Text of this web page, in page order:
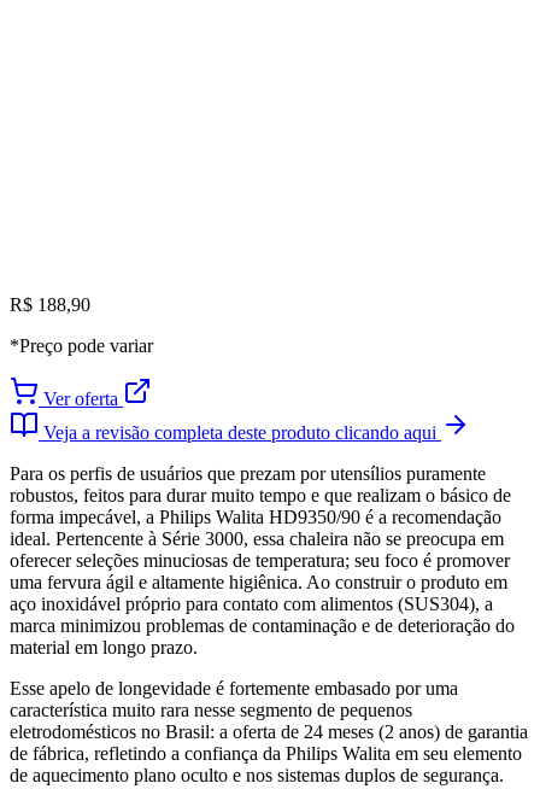
R$ 188,90
*Preço pode variar
Ver oferta
Veja a revisão completa deste produto clicando aqui
Para os perfis de usuários que prezam por utensílios puramente
robustos, feitos para durar muito tempo e que realizam o básico de
forma impecável, a Philips Walita HD9350/90 é a recomendação
ideal. Pertencente à Série 3000, essa chaleira não se preocupa em
oferecer seleções minuciosas de temperatura; seu foco é promover
uma fervura ágil e altamente higiênica. Ao construir o produto em
aço inoxidável próprio para contato com alimentos (SUS304), a
marca minimizou problemas de contaminação e de deterioração do
material em longo prazo.
Esse apelo de longevidade é fortemente embasado por uma
característica muito rara nesse segmento de pequenos
eletrodomésticos no Brasil: a oferta de 24 meses (2 anos) de garantia
de fábrica, refletindo a confiança da Philips Walita em seu elemento
de aquecimento plano oculto e nos sistemas duplos de segurança.